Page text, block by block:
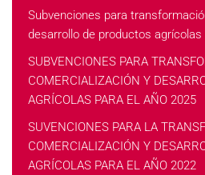
Subvenciones para
desarrollo de productos agrícolas
SUBVENCIONES PARA
COMERCIALIZACIÓN Y
AGRÍCOLAS PARA EL AÑO 2025
SUVENCIONES PARA LA
COMERCIALIZACIÓN Y
AGRÍCOLAS PARA EL AÑO 2022